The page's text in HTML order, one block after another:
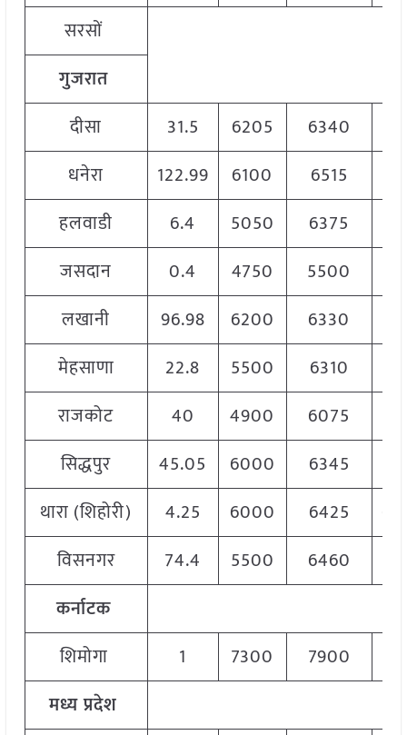
सरसों
गुजरात
दीसा
31.5 6205 6340
धनेरा
122.99 6100 6515
हलवाडी
6.4 5050 6375
जसदान
0.4 4750 5500
लखानी
96.98 6200 6330
मेहसाणा
22.8 5500 6310
राजकोट
40 4900 6075
सिद्धपुर
45.05 6000 6345
थारा (शिहोरी)
4.25 6000 6425
विसनगर
74.4 5500 6460
कर्नाटक
शिमोगा
1 7300 7900
मध्य प्रदेश